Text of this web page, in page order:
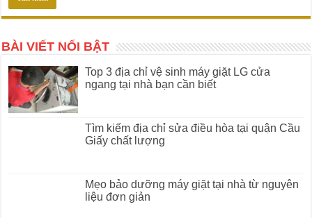
BÀI VIẾT NỔI BẬT
Top 3 địa chỉ vệ sinh máy giặt LG cửa
ngang tại nhà bạn cần biết
Tìm kiếm địa chỉ sửa điều hòa tại quận Cầu
Giấy chất lượng
Mẹo bảo dưỡng máy giặt tại nhà từ nguyên
liệu đơn giản